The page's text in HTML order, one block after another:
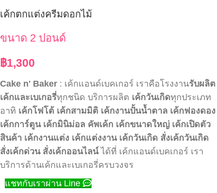
เค้กตกแต่งครีมดอกไม้
ขนาด 2 ปอนด์
฿1,300
Cake n' Baker : เค้กแอนด์เบคเกอร์ เราคือโรงงานรับผลิต
เค้กและเบเกอรี่ทุกชนิด บริการผลิต เค้กวันเกิดทุกประเภท
อาทิ เค้กโฟโต้ เค้กสามมิติ เค้กงานปั้นน้ำตาล เค้กฟองดอง
เค้กการ์ตูน เค้กมินิม่อล คัพเค้ก เค้กขนาดใหญ่ เค้กเปิดตัว
สินค้า เค้กงานแต่ง เค้กแต่งงาน เค้กวันเกิด สั่งเค้กวันเกิด
สั่งเค้กด่วน สั่งเค้กออนไลน์ได้ที่ เค้กแอนด์เบคเกอร์ เรา
บริการด้านเค้กและเบเกอรี่ครบวงจร
แชทกับเราผ่าน Line